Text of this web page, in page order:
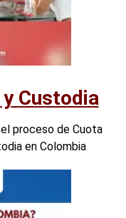
Custodia
proceso de Cuota
en Colombia